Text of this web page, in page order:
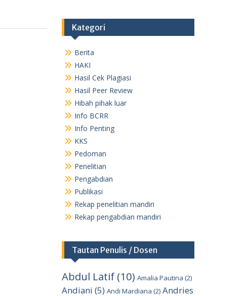
Kategori
Berita
HAKI
Hasil Cek Plagiasi
Hasil Peer Review
Hibah pihak luar
Info BCRR
Info Penting
KKS
Pedoman
Penelitian
Pengabdian
Publikasi
Rekap penelitian mandiri
Rekap pengabdian mandiri
Tautan Penulis / Dosen
Abdul Latif(10) Amalia Pautina (2)
Andiani (5) Andi Mardiana (2) Andries